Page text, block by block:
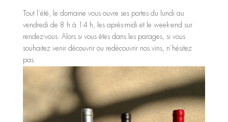
Tout l’été, le domaine vous ouvre ses portes du lundi au
vendredi de 8 h à 14 h, les après-midi et le week-end sur
rendez-vous. Alors si vous êtes dans les parages, si vous
souhaitez venir découvrir ou redécouvrir nos vins, n’hésitez
pas.